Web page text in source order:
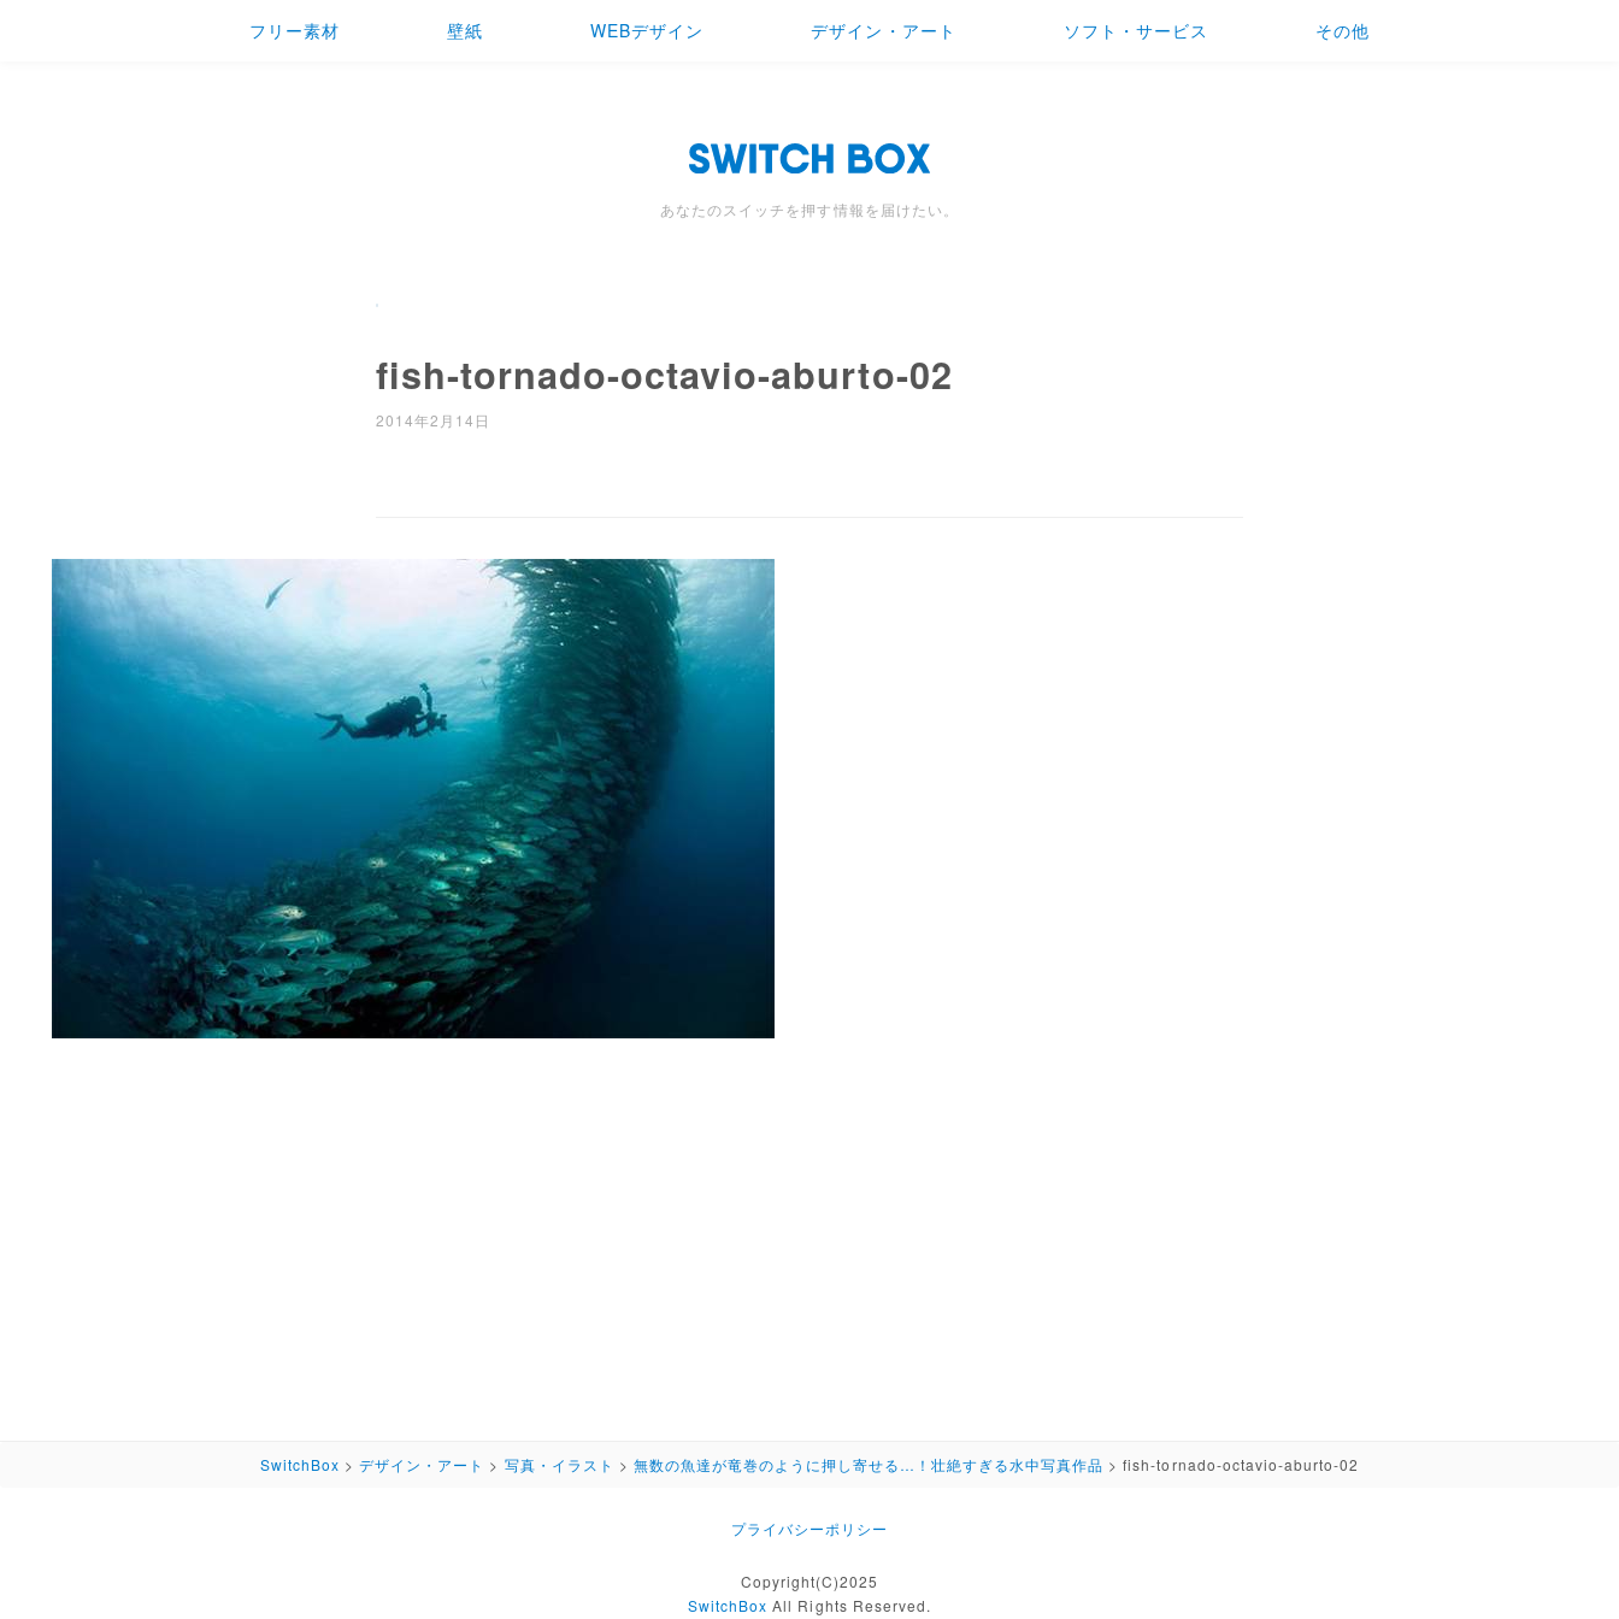
フリー素材 壁紙 WEBデザイン デザイン・アート ソフト・サービス その他
あなたのスイッチを押す情報を届けたい。
fish-tornado-octavio-aburto-02
2014年2月14日
SwitchBox >デザイン・アート > 写真・イラスト > 無数の魚達が竜巻のように押し寄せる…！壮絶すぎる水中写真作品 >fish-tornado-octavio-aburto-02
プライバシーポリシー
Copyright(C)2025
SwitchBox All Rights Reserved.